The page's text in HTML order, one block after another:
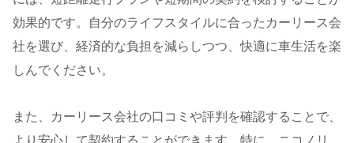
効果的です。自分のライフスタイルに合ったカーリース会
社を選び、経済的な負担を減らしつつ、快適に車生活を楽
しんでください。
また、カーリース会社の口コミや評判を確認することで、